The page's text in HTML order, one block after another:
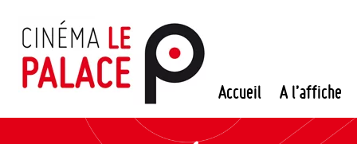
contenu
Accueil A l’affiche